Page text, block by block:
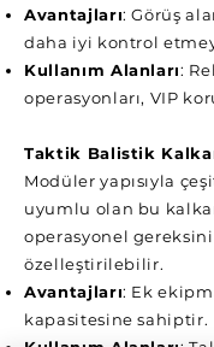
Avantajları: Görüş
daha iyi kontrol
Kullanım Alanları:
operasyonları, VIP
Taktik Balistik
Modüler yapısıyla
uyumlu olan bu
operasyonel
özelleştirilebilir.
Avantajları: Ek
kapasitesine sahiptir.